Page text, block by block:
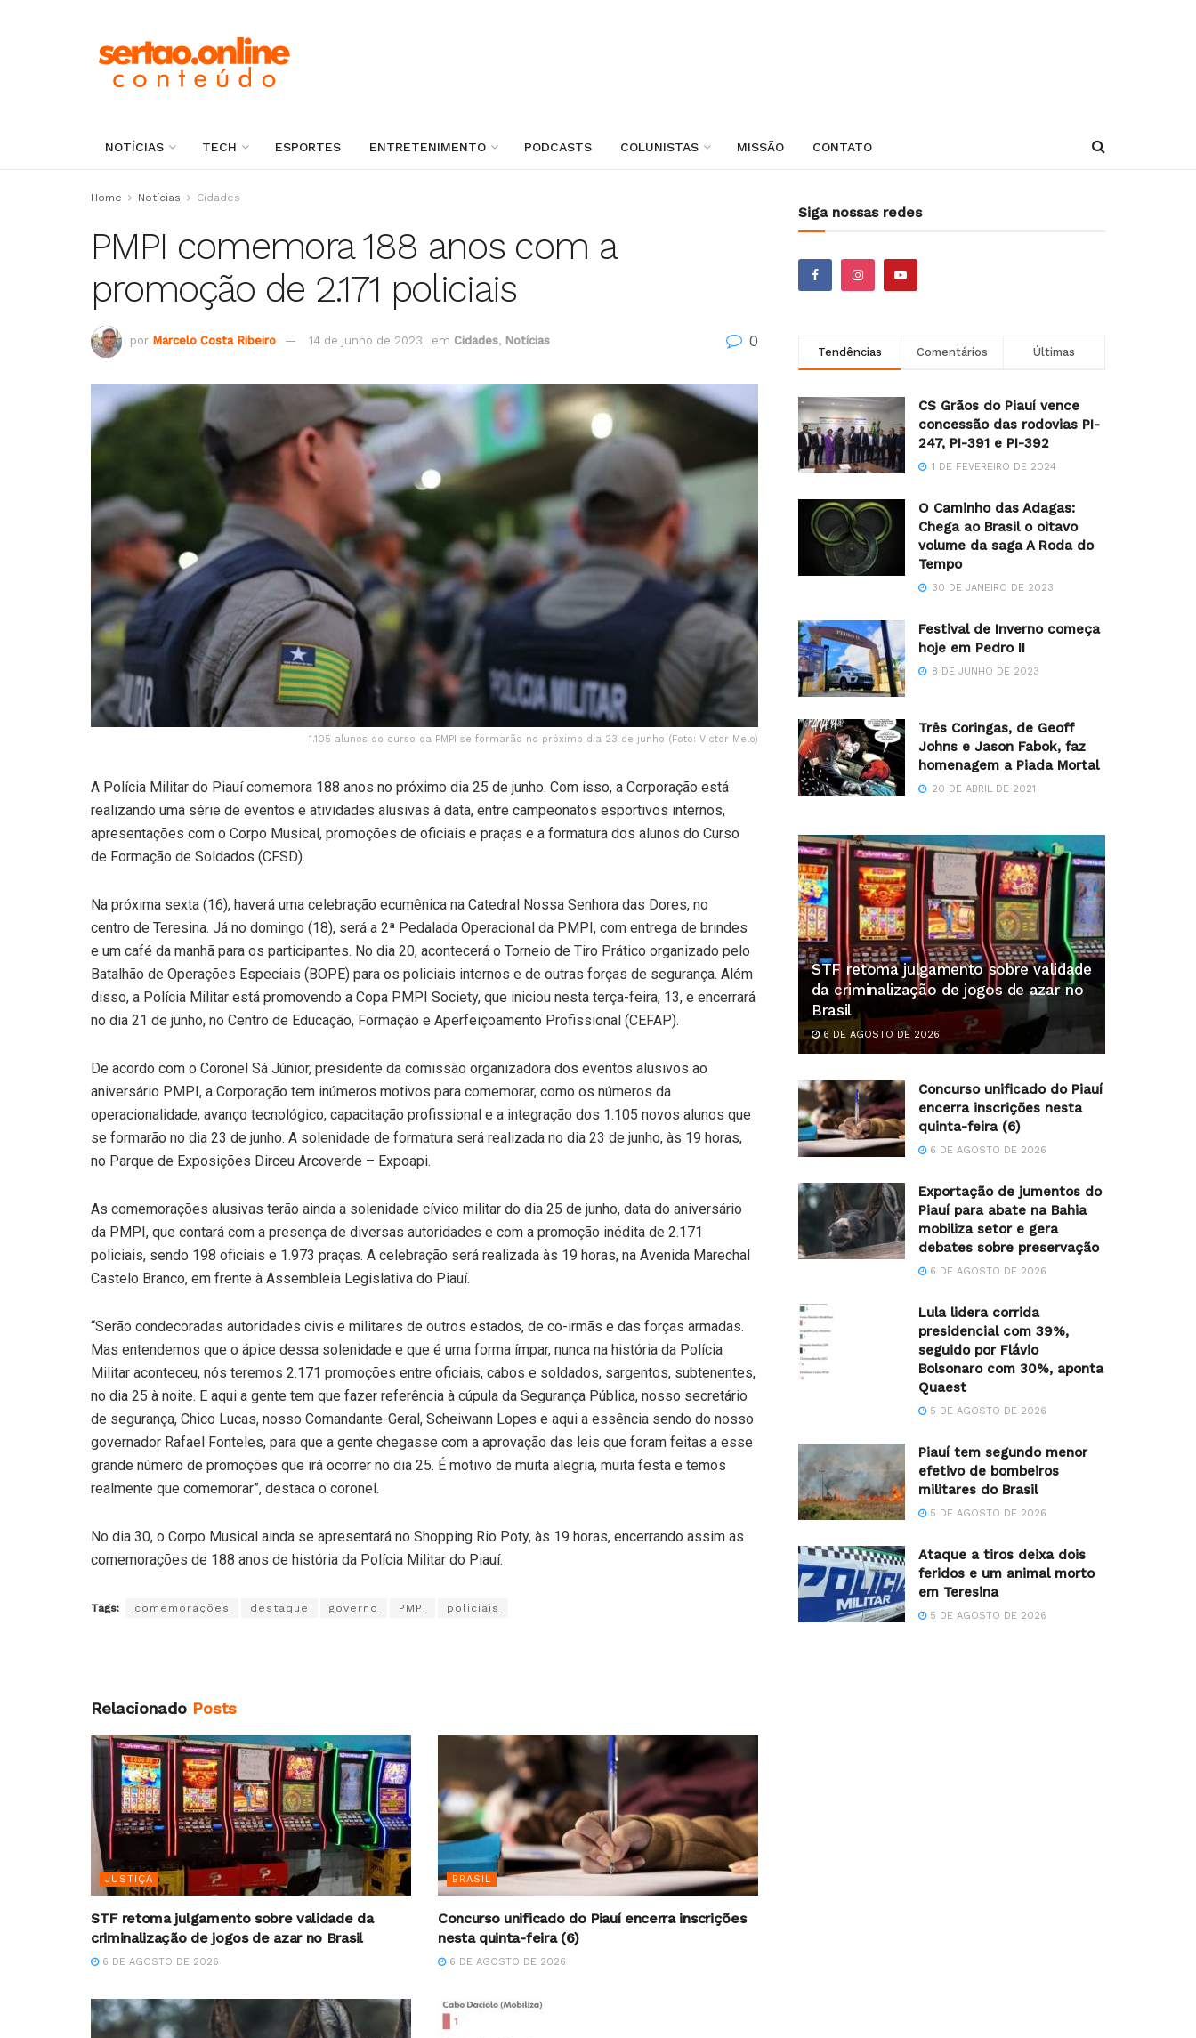
NOTÍCIAS TECH ESPORTES ENTRETENIMENTO PODCASTS COLUNISTAS MISSÃO CONTATO
Home Notícias Cidades
PMPI comemora 188 anos com a
promoção de 2.171 policiais
por Marcelo Costa Ribeiro 14 de junho de 2023 em Cidades, Notícias 0
1.105 alunos do curso da PMPI se formarão no próximo dia 23 de junho (Foto: Victor Melo)
A Polícia Militar do Piauí comemora 188 anos no próximo dia 25 de junho. Com isso, a Corporação está
realizando uma série de eventos e atividades alusivas à data, entre campeonatos esportivos internos,
apresentações com o Corpo Musical, promoções de oficiais e praças e a formatura dos alunos do Curso
de Formação de Soldados (CFSD).
Na próxima sexta (16), haverá uma celebração ecumênica na Catedral Nossa Senhora das Dores, no
centro de Teresina. Já no domingo (18), será a 2ª Pedalada Operacional da PMPI, com entrega de brindes
e um café da manhã para os participantes. No dia 20, acontecerá o Torneio de Tiro Prático organizado pelo
Batalhão de Operações Especiais (BOPE) para os policiais internos e de outras forças de segurança. Além
disso, a Polícia Militar está promovendo a Copa PMPI Society, que iniciou nesta terça-feira, 13, e encerrará
no dia 21 de junho, no Centro de Educação, Formação e Aperfeiçoamento Profissional (CEFAP).
De acordo com o Coronel Sá Júnior, presidente da comissão organizadora dos eventos alusivos ao
aniversário PMPI, a Corporação tem inúmeros motivos para comemorar, como os números da
operacionalidade, avanço tecnológico, capacitação profissional e a integração dos 1.105 novos alunos que
se formarão no dia 23 de junho. A solenidade de formatura será realizada no dia 23 de junho, às 19 horas,
no Parque de Exposições Dirceu Arcoverde – Expoapi.
As comemorações alusivas terão ainda a solenidade cívico militar do dia 25 de junho, data do aniversário
da PMPI, que contará com a presença de diversas autoridades e com a promoção inédita de 2.171
policiais, sendo 198 oficiais e 1.973 praças. A celebração será realizada às 19 horas, na Avenida Marechal
Castelo Branco, em frente à Assembleia Legislativa do Piauí.
“Serão condecoradas autoridades civis e militares de outros estados, de co-irmãs e das forças armadas.
Mas entendemos que o ápice dessa solenidade e que é uma forma ímpar, nunca na história da Polícia
Militar aconteceu, nós teremos 2.171 promoções entre oficiais, cabos e soldados, sargentos, subtenentes,
no dia 25 à noite. E aqui a gente tem que fazer referência à cúpula da Segurança Pública, nosso secretário
de segurança, Chico Lucas, nosso Comandante-Geral, Scheiwann Lopes e aqui a essência sendo do nosso
governador Rafael Fonteles, para que a gente chegasse com a aprovação das leis que foram feitas a esse
grande número de promoções que irá ocorrer no dia 25. É motivo de muita alegria, muita festa e temos
realmente que comemorar”, destaca o coronel.
No dia 30, o Corpo Musical ainda se apresentará no Shopping Rio Poty, às 19 horas, encerrando assim as
comemorações de 188 anos de história da Polícia Militar do Piauí.
Tags: comemorações destaque governo PMPI policiais
Relacionado Posts
JUSTIÇA
STF retoma julgamento sobre validade da
criminalização de jogos de azar no Brasil
6 DE AGOSTO DE 2026
BRASIL
Concurso unificado do Piauí encerra inscrições
nesta quinta-feira (6)
6 DE AGOSTO DE 2026
Siga nossas redes
Tendências Comentários Últimas
CS Grãos do Piauí vence
concessão das rodovias PI-
247, PI-391 e PI-392
1 DE FEVEREIRO DE 2024
O Caminho das Adagas:
Chega ao Brasil o oitavo
volume da saga A Roda do
Tempo
30 DE JANEIRO DE 2023
Festival de Inverno começa
hoje em Pedro II
8 DE JUNHO DE 2023
Três Coringas, de Geoff
Johns e Jason Fabok, faz
homenagem a Piada Mortal
20 DE ABRIL DE 2021
STF retoma julgamento sobre validade
da criminalização de jogos de azar no
Brasil
6 DE AGOSTO DE 2026
Concurso unificado do Piauí
encerra inscrições nesta
quinta-feira (6)
6 DE AGOSTO DE 2026
Exportação de jumentos do
Piauí para abate na Bahia
mobiliza setor e gera
debates sobre preservação
6 DE AGOSTO DE 2026
Lula lidera corrida
presidencial com 39%,
seguido por Flávio
Bolsonaro com 30%, aponta
Quaest
5 DE AGOSTO DE 2026
Piauí tem segundo menor
efetivo de bombeiros
militares do Brasil
5 DE AGOSTO DE 2026
Ataque a tiros deixa dois
feridos e um animal morto
em Teresina
5 DE AGOSTO DE 2026